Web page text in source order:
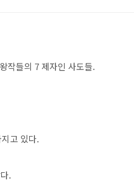
작들의 7 제자인 사도들.
고 있다.
.